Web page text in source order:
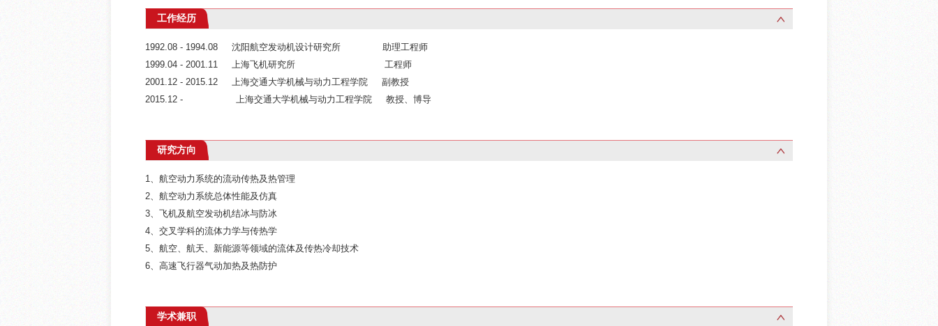
工作经历
1992.08 - 1994.08 沈阳航空发动机设计研究所 助理工程师
1999.04 - 2001.11 上海飞机研究所 工程师
2001.12 - 2015.12 上海交通大学机械与动力工程学院 副教授
2015.12 - 上海交通大学机械与动力工程学院 教授、博导
研究方向
1、航空动力系统的流动传热及热管理
2、航空动力系统总体性能及仿真
3、飞机及航空发动机结冰与防冰
4、交叉学科的流体力学与传热学
5、航空、航天、新能源等领域的流体及传热冷却技术
6、高速飞行器气动加热及热防护
学术兼职